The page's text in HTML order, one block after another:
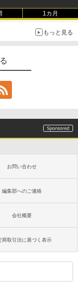
1カ月
もっと見る
お問い合わせ
編集部へのご連絡
会社概要
商取引法に基づく表示